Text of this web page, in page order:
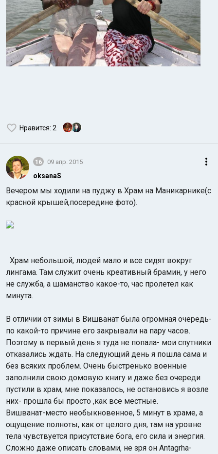
Нравится: 2
16 09 апр. 2015
oksanaS
Вечером мы ходили на пуджу в Храм на Маникарнике(с
красной крышей,посередине фото).
Храм небольшой, людей мало и все сидят вокруг
лингама. Там служит очень креативный брамин, у него
не служба, а шаманство какое-то, час пролетел как
минута.
В отличии от зимы в Вишванат была огромная очередь-
по какой-то причине его закрывали на пару часов.
Поэтому в первый день я туда не попала- мои спутники
отказались ждать. На следующий день я пошла сама и
без всяких проблем. Очень быстренько военные
заполнили свою домовую книгу и даже без очереди
пустили в храм, мне показалось, не остановись я возле
них- прошла бы просто ,как все местные.
Вишванат-место необыкновенное, 5 минут в храме, а
ощущение полноты, как от целого дня, там на уровне
тела чувствуется присутствие бога, его сила и энергия.
Сложно даже описать словами, не зря он Antagrha-